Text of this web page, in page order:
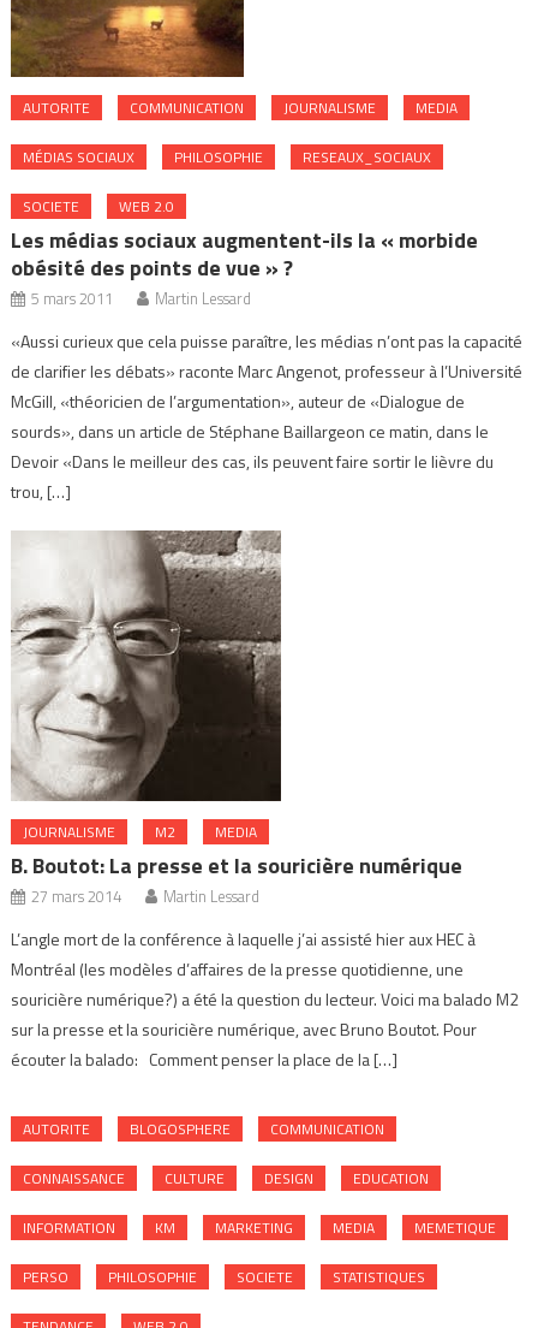
AUTORITE COMMUNICATION JOURNALISME MEDIA
MÉDIAS SOCIAUX PHILOSOPHIE RESEAUX_SOCIAUX
SOCIETE WEB 2.0
Les médias sociaux augmentent-ils la « morbide
obésité des points de vue » ?
5 mars 2011 Martin Lessard
«Aussi curieux que cela puisse paraître, les médias n’ont pas la capacité
de clarifier les débats» raconte Marc Angenot, professeur à l’Université
McGill, «théoricien de l’argumentation», auteur de «Dialogue de
sourds», dans un article de Stéphane Baillargeon ce matin, dans le
Devoir «Dans le meilleur des cas, ils peuvent faire sortir le lièvre du
trou, […]
JOURNALISME M2 MEDIA
B. Boutot: La presse et la souricière numérique
27 mars 2014 Martin Lessard
L’angle mort de la conférence à laquelle j’ai assisté hier aux HEC à
Montréal (les modèles d’affaires de la presse quotidienne, une
souricière numérique?) a été la question du lecteur. Voici ma balado M2
sur la presse et la souricière numérique, avec Bruno Boutot. Pour
écouter la balado: Comment penser la place de la […]
AUTORITE BLOGOSPHERE COMMUNICATION
CONNAISSANCE CULTURE DESIGN EDUCATION
INFORMATION KM MARKETING MEDIA MEMETIQUE
PERSO PHILOSOPHIE SOCIETE STATISTIQUES